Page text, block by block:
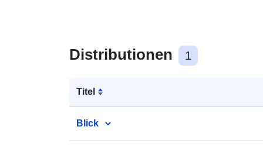
Distributionen 1
Titel
Blick